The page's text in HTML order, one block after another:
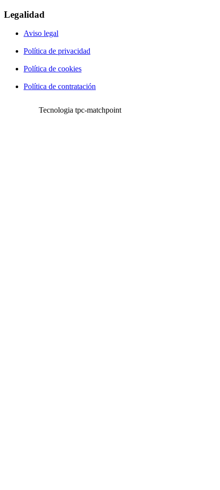
Legalidad
Aviso legal
Política de privacidad
Política de cookies
Política de contratación
Tecnologia tpc-matchpoint